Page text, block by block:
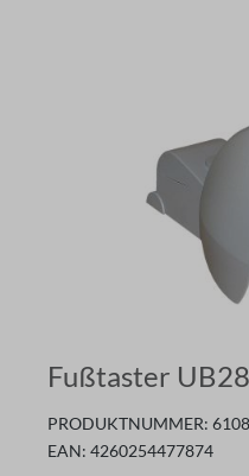
Fußtaster
PRODUKTNUMMER:
EAN: 4260254477874